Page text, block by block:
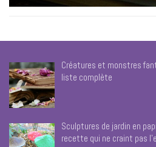
Créatures et monstres
liste complète
Sculptures de jardin en
recette qui ne craint pas